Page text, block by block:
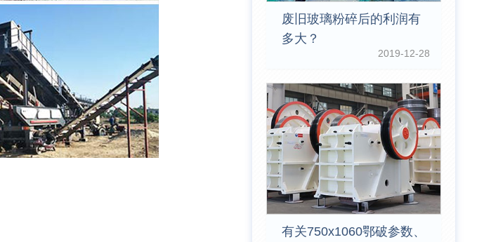
废旧玻璃粉碎后的利润有
多大？
2019-12-28
有关750x1060鄂破参数、